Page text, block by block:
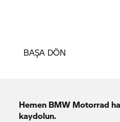
BAŞA DÖN
Hemen BMW Motorrad
kaydolun.